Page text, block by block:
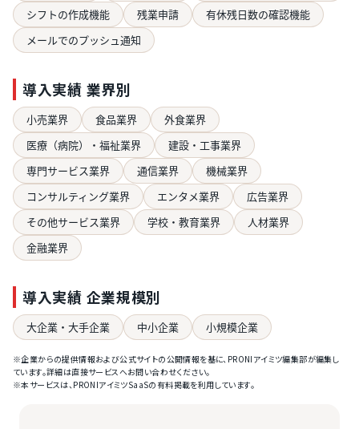
シフトの作成機能
残業申請
有休残日数の確認機能
メールでのプッシュ通知
導入実績 業界別
小売業界 食品業界
外食業界
医療（病院）・福祉業界
建設・工事業界
専門サービス業界
通信業界
機械業界
コンサルティング業界
エンタメ業界
広告業界
その他サービス業界
学校・教育業界
人材業界
金融業界
導入実績 企業規模別
大企業・大手企業 中小企業 小規模企業
※企業からの提供情報および公式サイトの公開情報を基に、PRONIアイミツ編集部が編集し
ています。詳細は直接サービスへお問い合わせください。
※本サービスは、PRONIアイミツSaaSの有料掲載を利用しています。